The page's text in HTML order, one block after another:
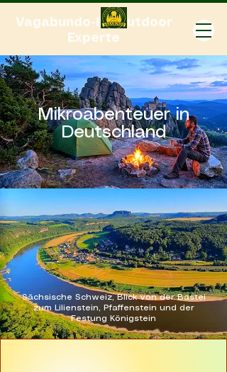
Vagabundo-Ihr Outdoor
Experte
Mikroabenteuer in
Deutschland
Sächsische Schweiz, Blick von der Bastei
zum Lilienstein, Pfaffenstein und der
Festung Königstein